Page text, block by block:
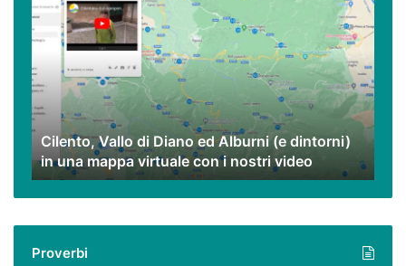
Vallo
di
Diano
ed
Alburni
(e
dintorni)
una
mappa
virtuale
nostri
Cilento, Vallo di Diano ed Alburni (e dintorni)
in una mappa virtuale con i nostri video
Proverbi